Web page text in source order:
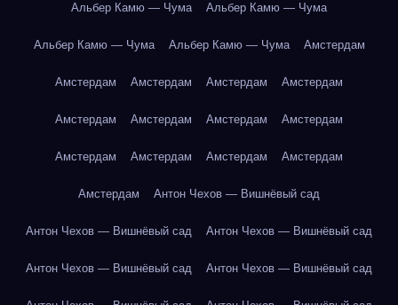
Альбер Камю — Чума Альбер Камю — Чума
Альбер Камю — Чума Альбер Камю — Чума Амстердам
Амстердам Амстердам Амстердам Амстердам
Амстердам Амстердам Амстердам Амстердам
Амстердам Амстердам Амстердам Амстердам
Амстердам Антон Чехов — Вишнёвый сад
Антон Чехов — Вишнёвый сад Антон Чехов — Вишнёвый сад
Антон Чехов — Вишнёвый сад Антон Чехов — Вишнёвый сад